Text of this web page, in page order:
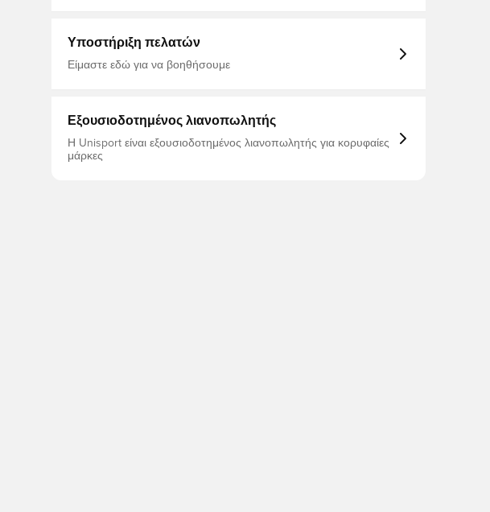
Υποστήριξη πελατών
Είμαστε εδώ για να βοηθήσουμε
Εξουσιοδοτημένος λιανοπωλητής
Η Unisport είναι εξουσιοδοτημένος λιανοπωλητής για κορυφαίες
μάρκες